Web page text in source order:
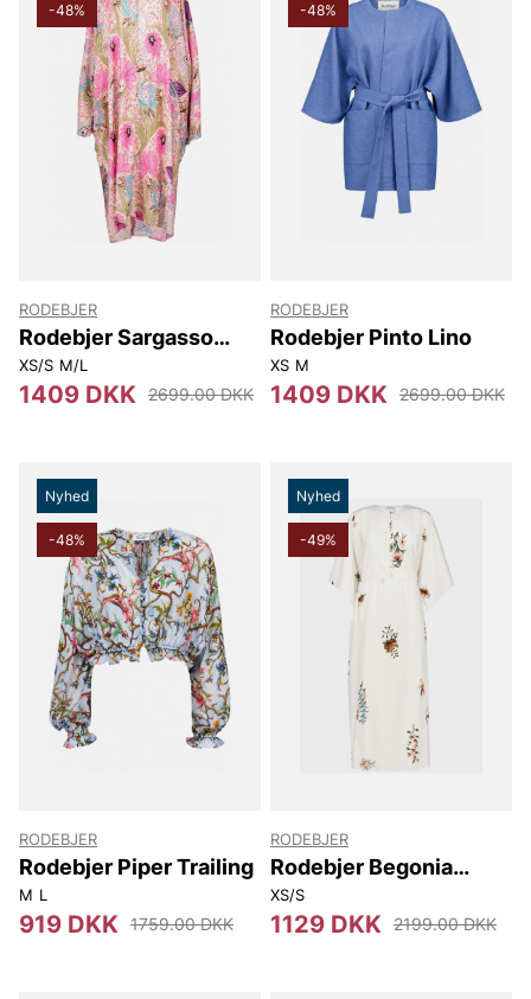
-48%
RODEBJER
Rodebjer Sargasso
Ducharne
XS/S M/L
1409 DKK 2699.00 DKK
-48%
RODEBJER
Rodebjer Pinto Lino
XS M
1409 DKK 2699.00 DKK
Nyhed
-48%
RODEBJER
Rodebjer Piper Trailing
M L
919 DKK 1759.00 DKK
Nyhed
-49%
RODEBJER
Rodebjer Begonia
Duchess
XS/S
1129 DKK 2199.00 DKK